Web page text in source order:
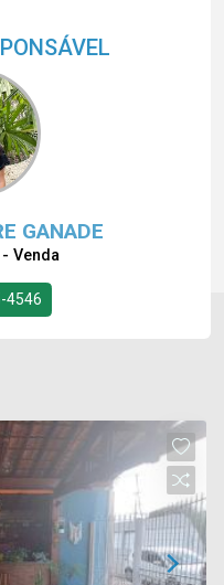
GANADE
- Venda
4546